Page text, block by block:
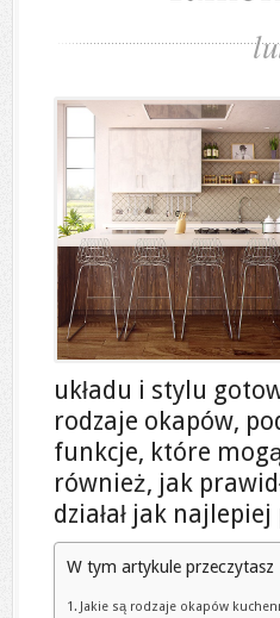
układu i stylu
rodzaje okapów,
funkcje, które
również, jak
działał jak najlepiej
W tym artykule przeczytasz
Jakie są rodzaje okapów